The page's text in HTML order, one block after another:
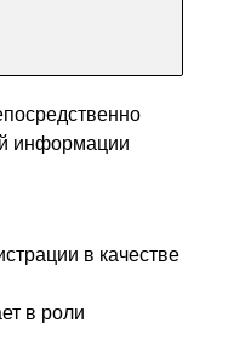
информации
в качестве
в роли